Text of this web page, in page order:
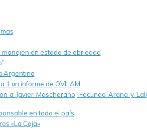
en estado de ebriedad
Argentina
1 un informe de OVILAM
a Javier Mascherano, Facundo Arana y Lali
en todo el país
«La Caja»